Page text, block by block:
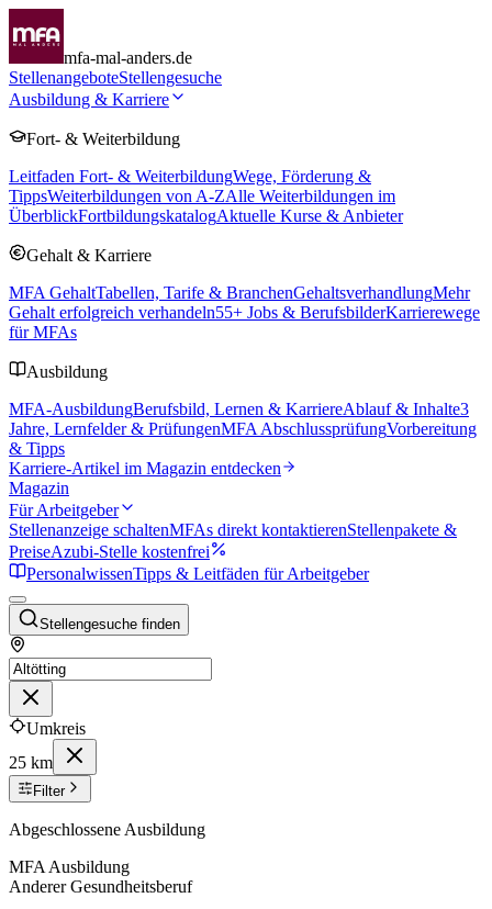
mfa-mal-anders.de
StellenangeboteStellengesuche
Ausbildung & Karriere
Fort- & Weiterbildung
Leitfaden Fort- & WeiterbildungWege, Förderung &
TippsWeiterbildungen von A-ZAlle Weiterbildungen im
ÜberblickFortbildungskatalogAktuelle Kurse & Anbieter
Gehalt & Karriere
MFA GehaltTabellen, Tarife & BranchenGehaltsverhandlungMehr
Gehalt erfolgreich verhandeln55+ Jobs & BerufsbilderKarrierewege
für MFAs
Ausbildung
MFA-AusbildungBerufsbild, Lernen & KarriereAblauf & Inhalte3
Jahre, Lernfelder & PrüfungenMFA AbschlussprüfungVorbereitung
& Tipps
Karriere-Artikel im Magazin entdecken
Magazin
Für Arbeitgeber
Stellenanzeige schaltenMFAs direkt kontaktierenStellenpakete &
PreiseAzubi-Stelle kostenfrei
PersonalwissenTipps & Leitfäden für Arbeitgeber
Stellengesuche finden
Umkreis
25 km
Filter
Abgeschlossene Ausbildung
MFA Ausbildung
Anderer Gesundheitsberuf